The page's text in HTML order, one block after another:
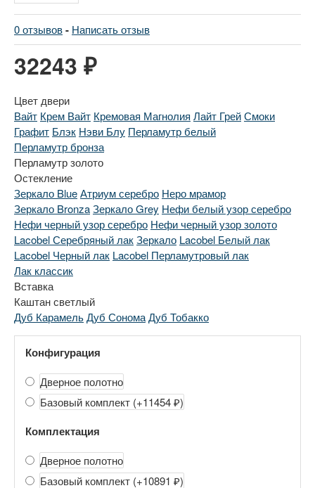
0 отзывов- Написать отзыв
32243 ₽
Цвет двери
Вайт Крем Вайт Кремовая Магнолия Лайт ГрейСмоки
Графит Блэк Нэви Блу Перламутр белый
Перламутр бронза
Перламутр золото
Остекление
Зеркало BlueАтриум серебро Неро мрамор
Зеркало BronzaЗеркало Grey Нефи белый узор серебро
Нефи черный узор серебро Нефи черный узор золото
Lacobel Серебряный лакЗеркало Lacobel Белый лак
Lacobel Черный лак Lacobel Перламутровый лак
Лак классик
Вставка
Каштан светлый
Дуб КарамельДуб СономаДуб Тобакко
Конфигурация
Дверное полотно
Базовый комплект (+11454 ₽)
Комплектация
Дверное полотно
Базовый комплект (+10891 ₽)